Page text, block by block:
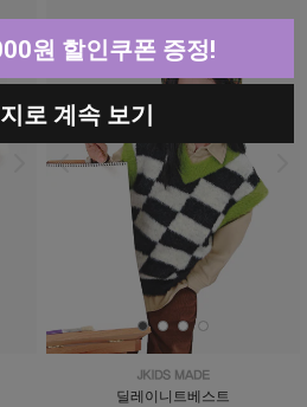
딜레이니트베스트
원 할인쿠폰 증정!
로 계속 보기